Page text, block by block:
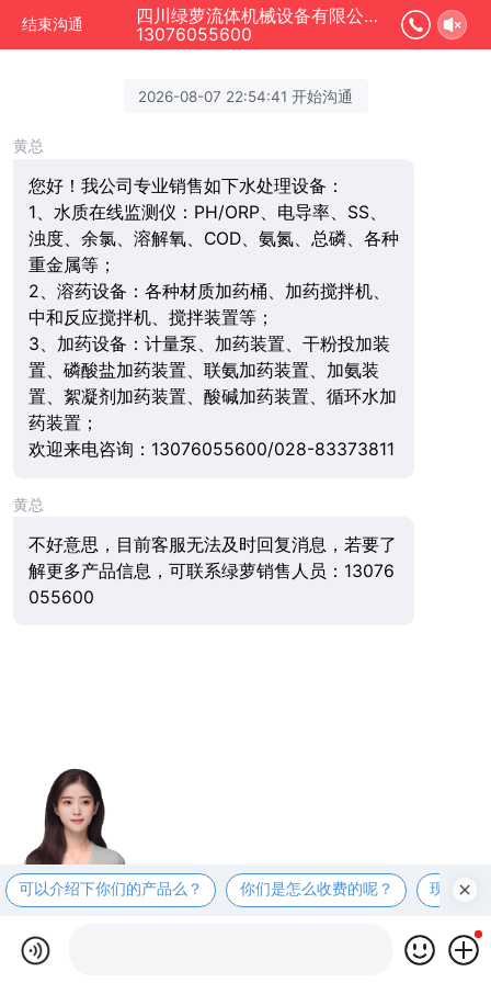
结束沟通
四川绿萝流体机械设备有限公司正在为您服务
13076055600
2026-08-07 22:54:41 开始沟通
黄总
您好！我公司专业销售如下水处理设备：
1、水质在线监测仪：PH/ORP、电导率、SS、
浊度、余氯、溶解氧、COD、氨氮、总磷、各种
重金属等；
2、溶药设备：各种材质加药桶、加药搅拌机、
中和反应搅拌机、搅拌装置等；
3、加药设备：计量泵、加药装置、干粉投加装
置、磷酸盐加药装置、联氨加药装置、加氨装
置、絮凝剂加药装置、酸碱加药装置、循环水加
药装置；
欢迎来电咨询：13076055600/028-83373811
黄总
不好意思，目前客服无法及时回复消息，若要了
解更多产品信息，可联系绿萝销售人员：13076
055600
可以介绍下你们的产品么？ 你们是怎么收费的呢？ 现在有